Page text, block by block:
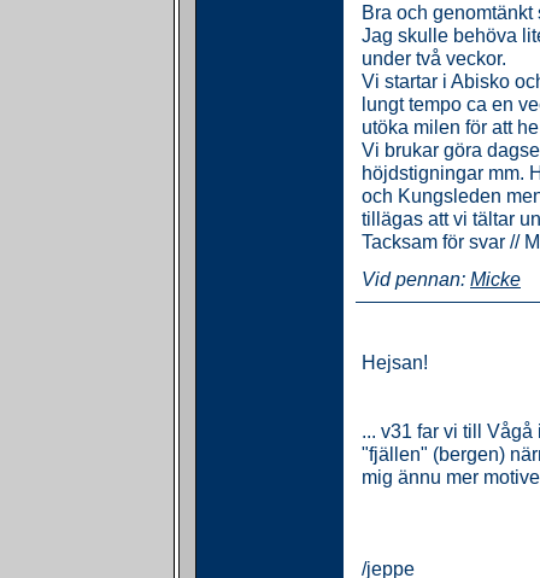
Bra och genomtänkt
Jag skulle behöva
under två veckor.
Vi startar i Abisko
lungt tempo ca en
utöka milen för att
Vi brukar göra
höjdstigningar mm.
och Kungsleden
tillägas att vi tältar
Tacksam för svar //
Vid pennan: Micke
Hejsan!
... v31 far vi till
"fjällen" (bergen)
mig ännu mer
/jeppe